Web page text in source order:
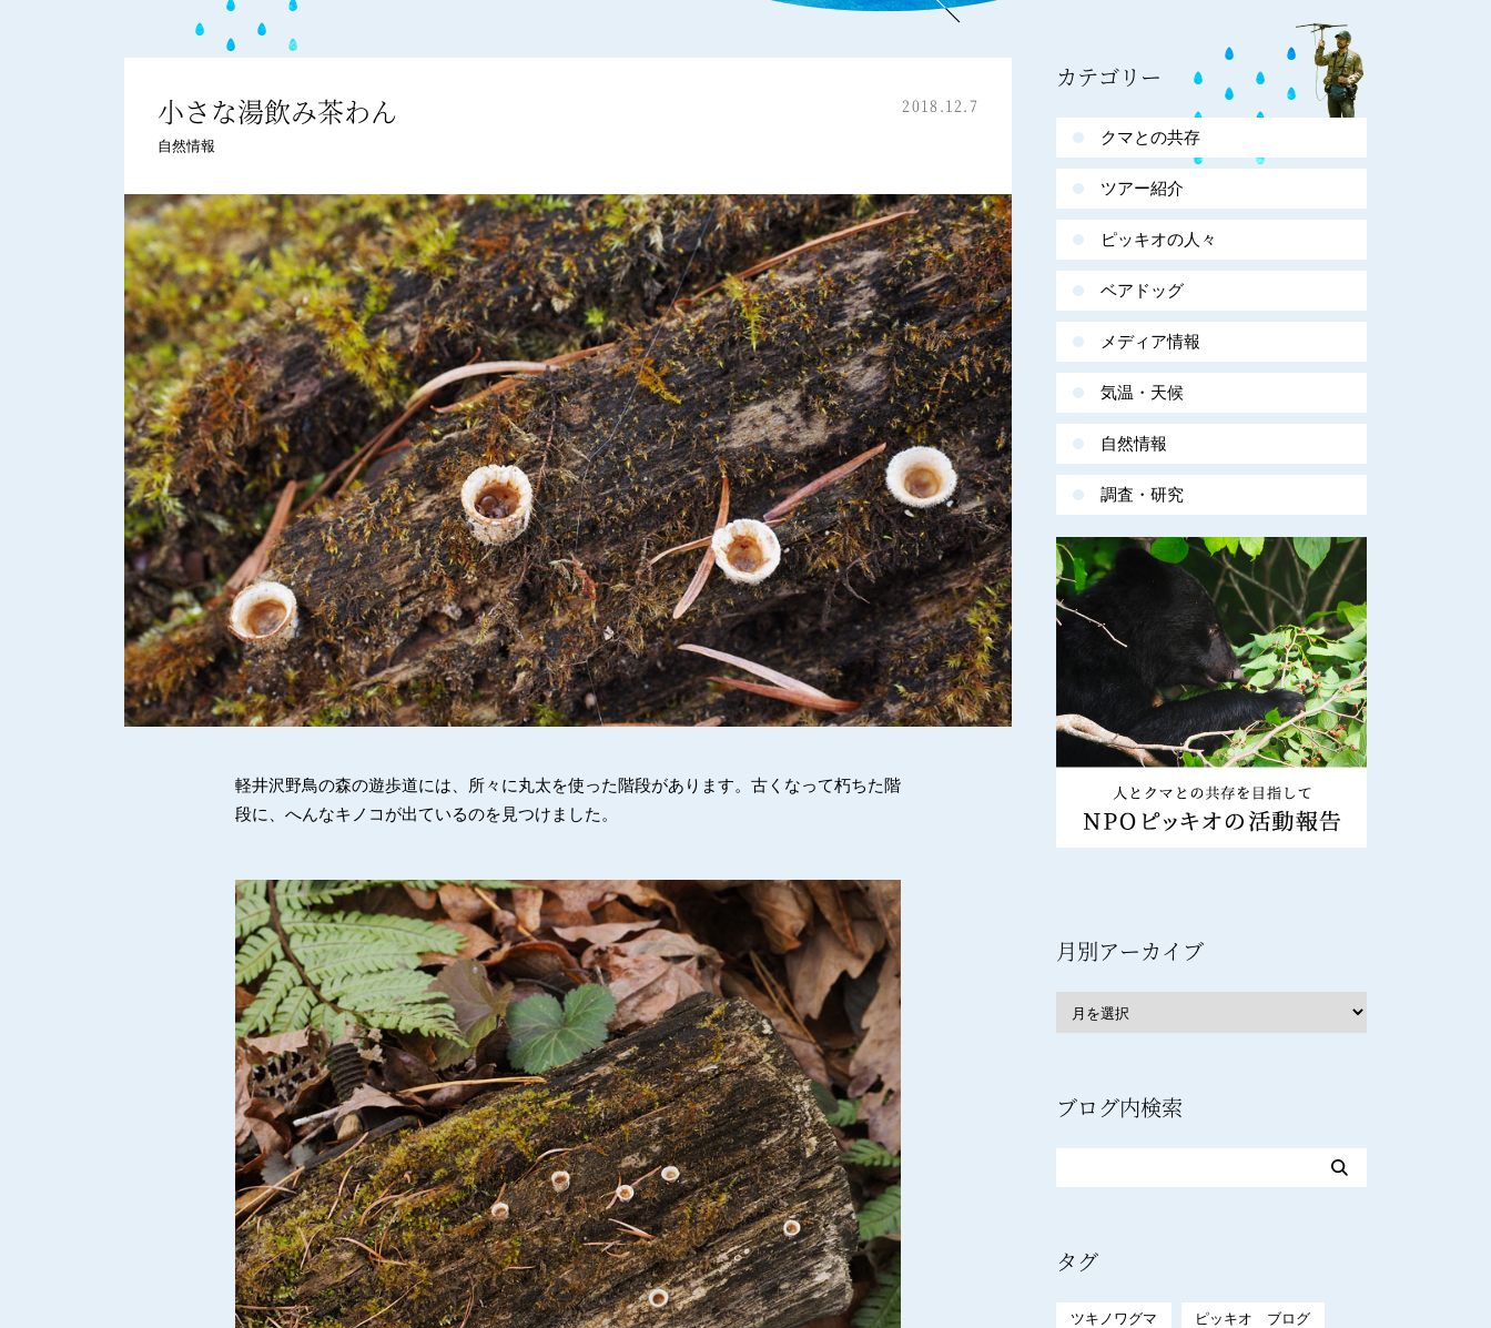
小さな湯飲み茶わん
自然情報
2018.12.7
軽井沢野鳥の森の遊歩道には、所々に丸太を使った階段があります。古くなって朽ちた階
段に、へんなキノコが出ているのを見つけました。
カテゴリー
クマとの共存
ツアー紹介
ピッキオの人々
ベアドッグ
メディア情報
気温・天候
自然情報
調査・研究
月別アーカイブ
ブログ内検索
タグ
ツキノワグマ ピッキオ ブログ